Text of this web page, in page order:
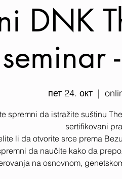
DNK
seminar
пет 24. окт
  |
spremni da istražite suštinu
sertifikovani
li da otvorite srce prema
da naučite kako da
na osnovnom,